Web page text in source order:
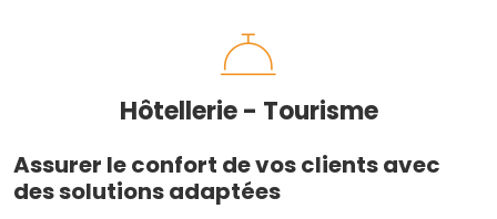
Hôtellerie - Tourisme
Assurer le confort de vos clients avec
des solutions adaptées